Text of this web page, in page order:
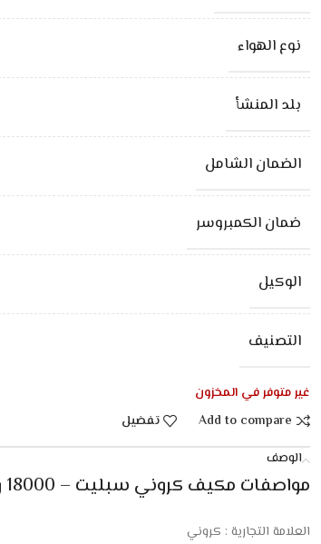
نوع الهواء
بلد المنشأ
الضمان الشامل
ضمان الكمبروسر
الوكيل
التصنيف
غير متوفر في المخزون
Add to compare
تفضيل
الوصف
مواصفات مكيف كروني سبليت – 18000 وحدة – بارد :
العلامة التجارية : كروني